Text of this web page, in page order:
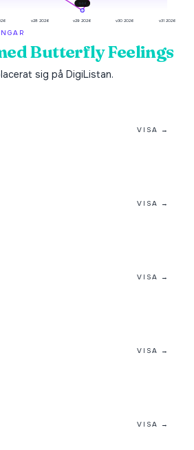
# 44
v28 2026 v29 2026 v30 2026 v31 2026
Butterfly Feelings
sig på DigiListan.
VISA →
VISA →
VISA →
VISA →
VISA →